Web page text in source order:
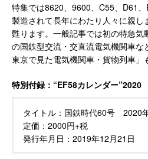
特集では8620、9600、C55、D61
製造されて長年にわたり人々に親し
甦ります。一般記事では初の特急
の国鉄型交流・交直流電気機関車
東京で見た電気機関車・貨物列車」
特別付録：“EF58カレンダー”2020
タイトル： 国鉄時代60号 2020
定価： 2000円+税
発行年月日： 2019年12月21日